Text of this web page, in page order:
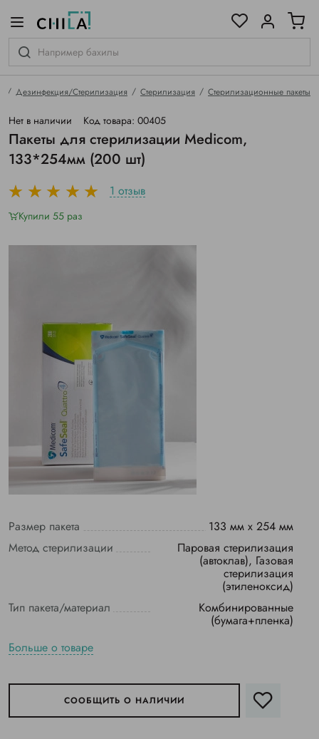
Дезинфекция/Стерилизация Стерилизация Стерилизационные пакеты
Нет в наличии Код товара: 00405
Пакеты для стерилизации Medicom,
133*254мм (200 шт)
1 отзыв
Купили 55 раз
Размер пакета
133 мм х 254 мм
Метод стерилизации
Паровая стерилизация
(автоклав), Газовая
стерилизация
(этиленоксид)
Тип пакета/материал
Комбинированные
(бумага+пленка)
Больше о товаре
СООБЩИТЬ О НАЛИЧИИ
гамме